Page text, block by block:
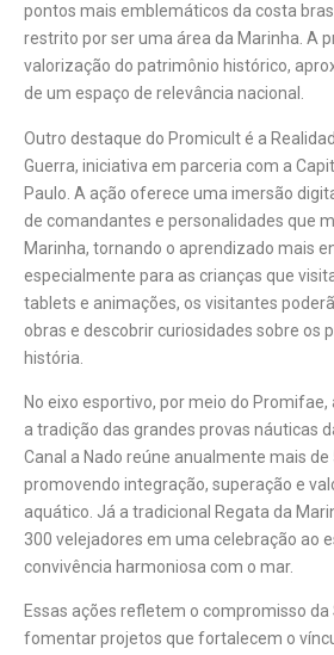
pontos mais emblemáticos da costa
restrito por ser uma área da Marinha. A
valorização do patrimônio histórico,
de um espaço de relevância nacional.
Outro destaque do Promicult é a
Guerra, iniciativa em parceria com a
Paulo. A ação oferece uma imersão
de comandantes e personalidades que
Marinha, tornando o aprendizado mais
especialmente para as crianças que
tablets e animações, os visitantes
obras e descobrir curiosidades sobre os
história.
No eixo esportivo, por meio do
a tradição das grandes provas náuticas
Canal a Nado reúne anualmente mais de
promovendo integração, superação e
aquático. Já a tradicional Regata da
300 velejadores em uma celebração ao
convivência harmoniosa com o mar.
Essas ações refletem o compromisso
fomentar projetos que fortalecem o